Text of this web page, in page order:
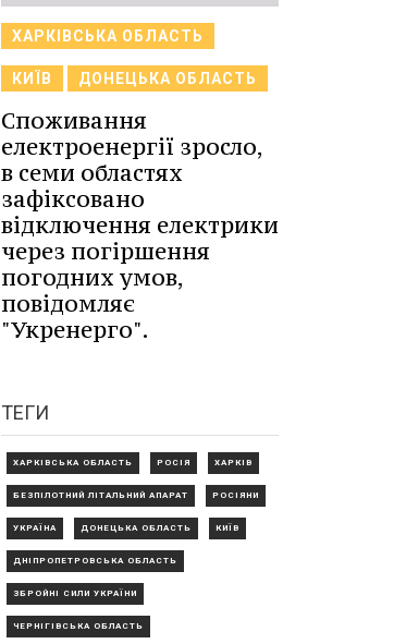
ХАРКІВСЬКА ОБЛАСТЬ
КИЇВ ДОНЕЦЬКА ОБЛАСТЬ
Споживання
електроенергії зросло,
в семи областях
зафіксовано
відключення електрики
через погіршення
погодних умов,
повідомляє
"Укренерго".
ТЕГИ
ХАРКІВСЬКА ОБЛАСТЬ РОСІЯ ХАРКІВ
БЕЗПІЛОТНИЙ ЛІТАЛЬНИЙ АПАРАТ РОСІЯНИ
УКРАЇНА ДОНЕЦЬКА ОБЛАСТЬ КИЇВ
ДНІПРОПЕТРОВСЬКА ОБЛАСТЬ
ЗБРОЙНІ СИЛИ УКРАЇНИ
ЧЕРНІГІВСЬКА ОБЛАСТЬ